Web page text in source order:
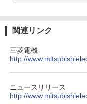
関連リンク
三菱電機
http://
ニュースリリース
http://